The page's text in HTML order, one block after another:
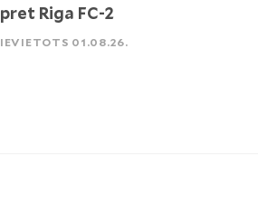
pret Riga FC-2
IEVIETOTS 01.08.26.